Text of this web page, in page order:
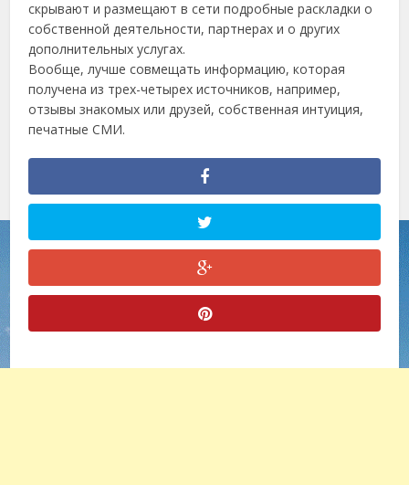
скрывают и размещают в сети подробные раскладки о
собственной деятельности, партнерах и о других
дополнительных услугах.
Вообще, лучше совмещать информацию, которая
получена из трех-четырех источников, например,
отзывы знакомых или друзей, собственная интуиция,
печатные СМИ.